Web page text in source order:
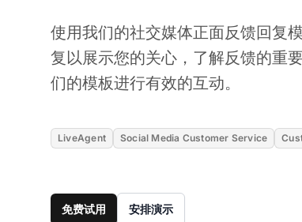
使用我们的社交媒体正面反馈回复
复以展示您的关心，了解反馈的重
们的模板进行有效的互动。
LiveAgent Social Media Customer Service
免费试用 安排演示